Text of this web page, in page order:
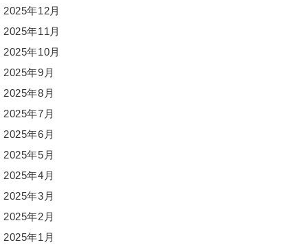
2025年12月
2025年11月
2025年10月
2025年9月
2025年8月
2025年7月
2025年6月
2025年5月
2025年4月
2025年3月
2025年2月
2025年1月